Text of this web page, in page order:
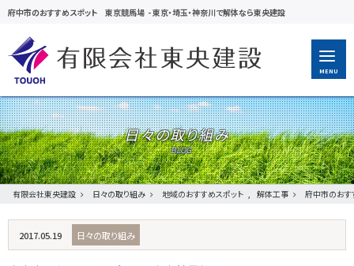
府中市のおすすめスポット 東京競馬場 -東京・埼玉・神奈川で解体なら東央建設
MENU
日々の取り組み
有限会社東央建設 日々の取り組み 地域のおすすめスポット , 解体工事 府中市のお
2017.05.19 日々の取り組み